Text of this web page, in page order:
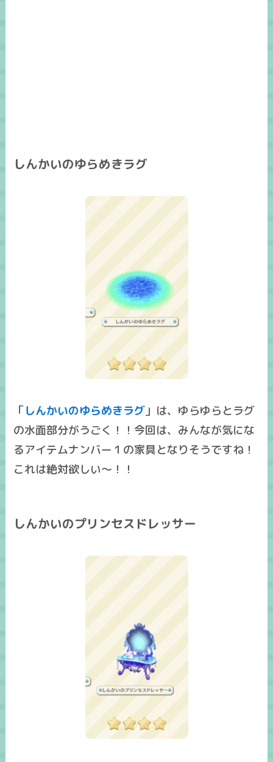
しんかいのゆらめきラグ
「しんかいのゆらめきラグ 」は、ゆらゆらとラグ
の水面部分がうごく！！今回は、 みんなが気にな
るアイテムナンバー１の家具となりそうですね！
これは絶対欲しい～！！
しんかいのプリンセスドレッサー